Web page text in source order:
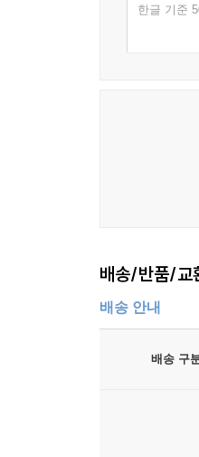
한글 기준
배송/반품/교
배송 안내
배송 구